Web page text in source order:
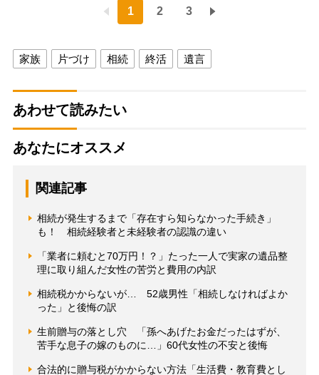
1 2 3
家族 片づけ 相続 終活 遺言
あわせて読みたい
あなたにオススメ
関連記事
相続が発生するまで「存在すら知らなかった手続き」
も！ 相続経験者と未経験者の認識の違い
「業者に頼むと70万円！？」たった一人で実家の遺品整
理に取り組んだ女性の苦労と費用の内訳
相続税かからないが… 52歳男性「相続しなければよか
った」と後悔の訳
生前贈与の落とし穴 「孫へあげたお金だったはずが、
苦手な息子の嫁のものに…」60代女性の不安と後悔
合法的に贈与税がかからない方法「生活費・教育費とし